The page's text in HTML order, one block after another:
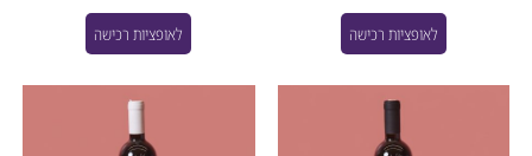
לאופציות רכישה לאופציות רכישה